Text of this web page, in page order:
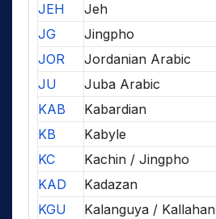
JEH
Jeh
JG
Jingpho
JOR
Jordanian Arabic
JU
Juba Arabic
KAB
Kabardian
KB
Kabyle
KC
Kachin / Jingpho
KAD
Kadazan
KGU
Kalanguya / Kallahan